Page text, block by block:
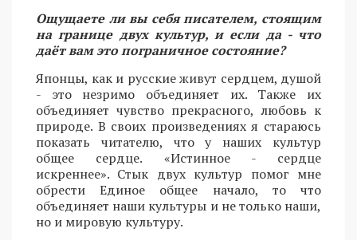
Ощущаете ли вы себя писателем, стоящим
на границе двух культур, и если да - что
даёт вам это пограничное состояние?
Японцы, как и русские живут сердцем, душой
- это незримо объединяет их. Также их
объединяет чувство прекрасного, любовь к
природе. В своих произведениях я стараюсь
показать читателю, что у наших культур
общее сердце. «Истинное - сердце
искреннее». Стык двух культур помог мне
обрести Единое общее начало, то что
объединяет наши культуры и не только наши,
но и мировую культуру.